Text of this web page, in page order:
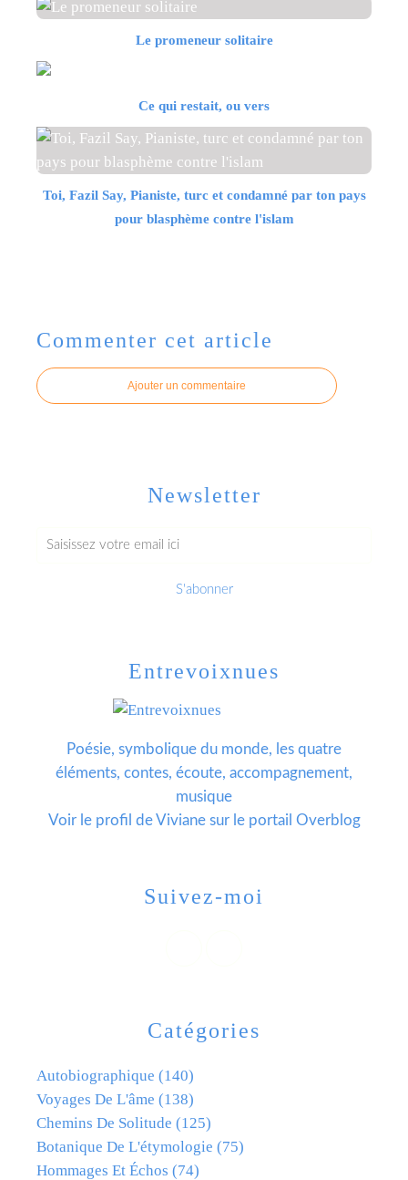
Le promeneur solitaire
Ce qui restait, ou vers
Toi, Fazil Say, Pianiste, turc et condamné par ton pays
pour blasphème contre l'islam
Commenter cet article
Ajouter un commentaire
Newsletter
Catégories
Autobiographique (140)
Voyages De L'âme (138)
Chemins De Solitude (125)
Botanique De L'étymologie (75)
Hommages Et Échos (74)
Entrevoixnues
Poésie, symbolique du monde, les quatre
éléments, contes, écoute, accompagnement,
musique
Voir le profil deVivianesur le portail Overblog
Suivez-moi